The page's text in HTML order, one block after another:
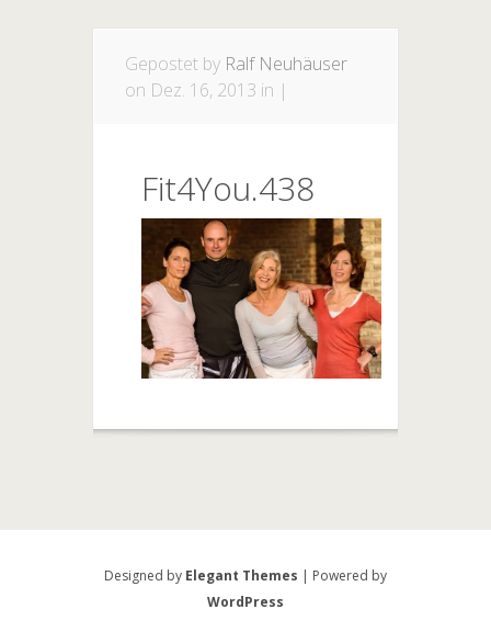
Gepostet by Ralf Neuhäuser
on Dez. 16, 2013 in |
Fit4You.438
Designed by Elegant Themes | Powered by
WordPress